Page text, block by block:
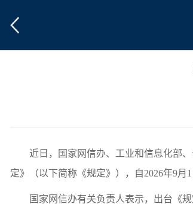
近日，国家网信办、工业和信息化部、
定》（以下简称《规定》），自2026年9月1
国家网信办有关负责人表示，出台《规